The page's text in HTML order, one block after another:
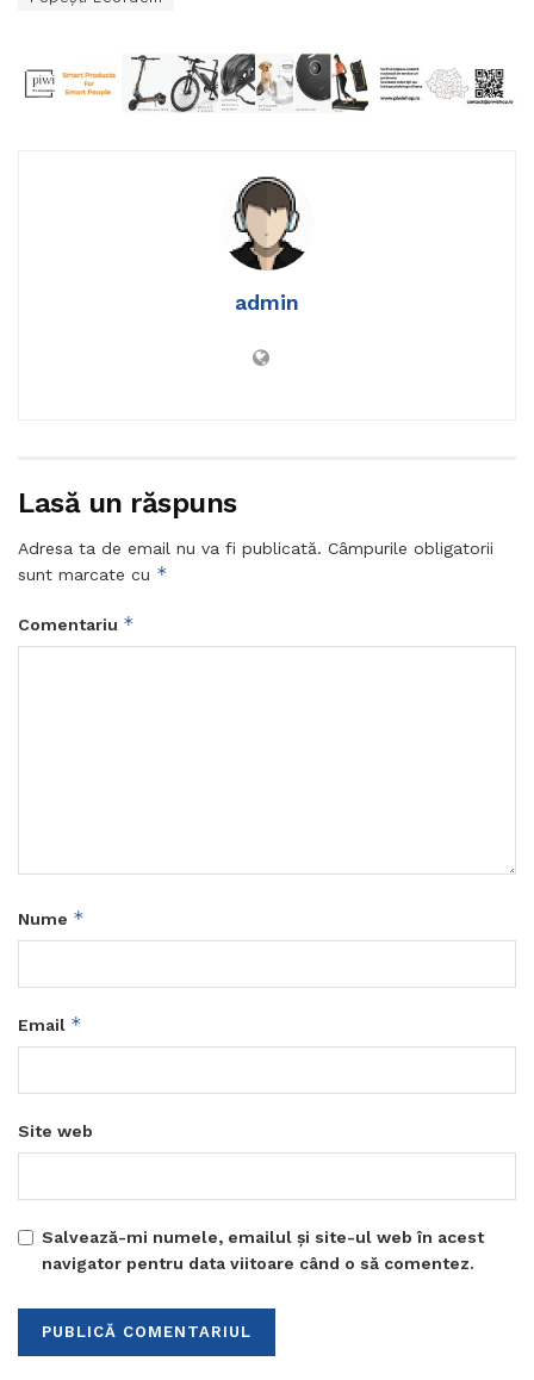
admin
Lasă un răspuns
Adresa ta de email nu va fi publicată. Câmpurile obligatorii
sunt marcate cu *
Comentariu *
Nume *
Email *
Site web
Salvează-mi numele, emailul și site-ul web în acest
navigator pentru data viitoare când o să comentez.